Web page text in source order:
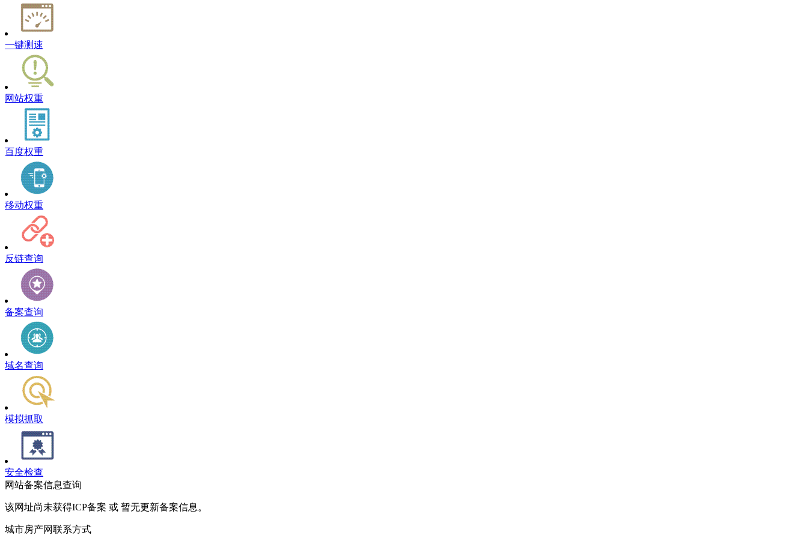
一键测速
网站权重
百度权重
移动权重
反链查询
备案查询
域名查询
模拟抓取
安全检查
网站备案信息查询
该网址尚未获得ICP备案 或 暂无更新备案信息。
城市房产网联系方式